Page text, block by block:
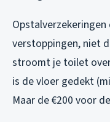
verstoppingen, niet
stroomt je toilet
is de vloer gedekt
Maar de €200 voor